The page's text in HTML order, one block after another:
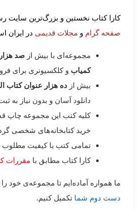
کارا کتاب نخستین و بزرگ‌ترین سایت
صفحه گرام و مجلات قدیمی در ایران
مجموعه‌ای با بیش از صد
کمیاب و کلکسیونری برای
بیش از ده هزار عنوان کتاب
دانلود آسان و بدون نیاز به
کلیه کتب این مجموعه چاپ
خرید کتابخانه‌های شخصی
تمامی کتب با کیفیت مطلوب
کارا کتاب مطابق با مقررات
ما همواره آماده‌ایم تا مجموعه‌ی خود را
دست دوم شما تکمیل کنیم.